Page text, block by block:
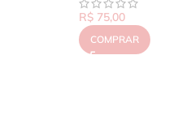
R$75,00
COMPRAR